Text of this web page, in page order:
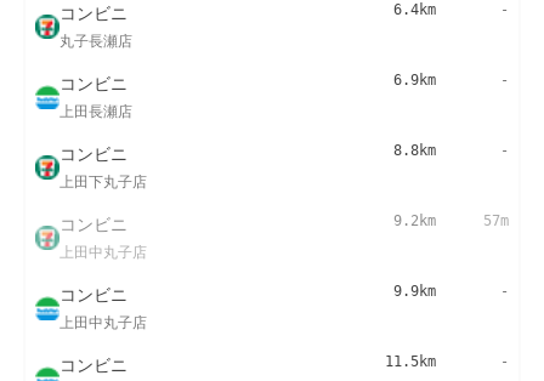
コンビニ
丸子長瀬店
6.4km -
コンビニ
上田長瀬店
6.9km -
コンビニ
上田下丸子店
8.8km -
コンビニ
上田中丸子店
9.2km 57m
コンビニ
上田中丸子店
9.9km -
コンビニ 11.5km -